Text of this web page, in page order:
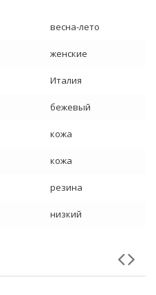
весна-лето
женские
Италия
бежевый
кожа
кожа
резина
низкий